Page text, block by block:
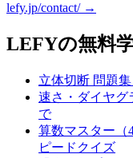
lefy.jp/contact/ →
LEFYの無料
立体切断 問題集
速さ・ダイヤグ
で
算数マスター（
ピードクイズ